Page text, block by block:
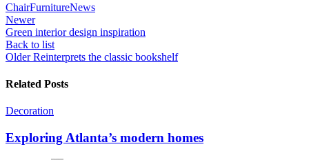
ChairFurnitureNews
Newer
Green interior design inspiration
Back to list
Older Reinterprets the classic bookshelf
Related Posts
Decoration
Exploring Atlanta’s modern homes